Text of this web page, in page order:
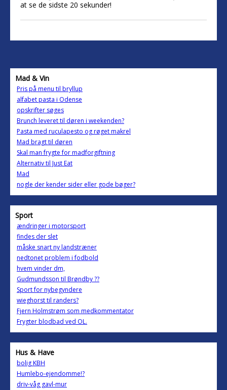
at se de sidste 20 sekunder!
Mad & Vin
Pris på menu til bryllup
alfabet pasta i Odense
opskrifter søges
Brunch leveret til døren i weekenden?
Pasta med ruculapesto og røget makrel
Mad bragt til døren
Skal man frygte for madforgiftning
Alternativ til Just Eat
Mad
nogle der kender sider eller gode bøger?
Sport
ændringer i motorsport
findes der slet
måske snart ny landstræner
nedtonet problem i fodbold
hvem vinder dm,
Gudmundsson til Brøndby ??
Sport for nybegyndere
wieghorst til randers?
Fjern Holmstrøm som medkommentator
Frygter blodbad ved OL.
Hus & Have
bolig KBH
Humlebo-ejendomme!?
driv-våg gavl-mur